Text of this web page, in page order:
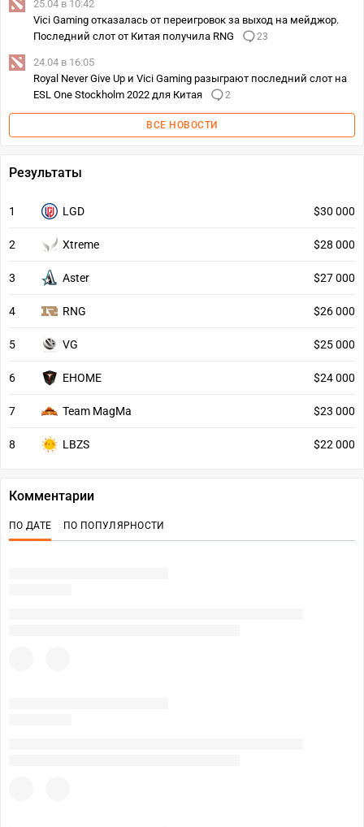
25.04 в 10:42
Vici Gaming отказалась от переигровок за выход на мейджор.
Последний слот от Китая получила RNG
23
24.04 в 16:05
Royal Never Give Up и Vici Gaming разыграют последний слот на
ESL One Stockholm 2022 для Китая
2
ВСЕ НОВОСТИ
Результаты
1 LGD $30 000
2 Xtreme $28 000
3 Aster $27 000
4 RNG $26 000
5 VG $25 000
6 EHOME $24 000
7 Team MagMa $23 000
8 LBZS $22 000
Комментарии
ПО ДАТЕ ПО ПОПУЛЯРНОСТИ